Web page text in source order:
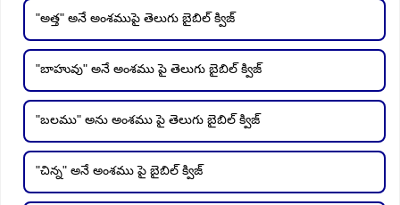
"అత్త" అనే అంశముపై తెలుగు బైబిల్ క్విజ్
"బాహువు" అనే అంశము పై తెలుగు బైబిల్ క్విజ్
"బలము" అను అంశము పై తెలుగు బైబిల్ క్విజ్
"చిన్న" అనే అంశము పై బైబిల్ క్విజ్